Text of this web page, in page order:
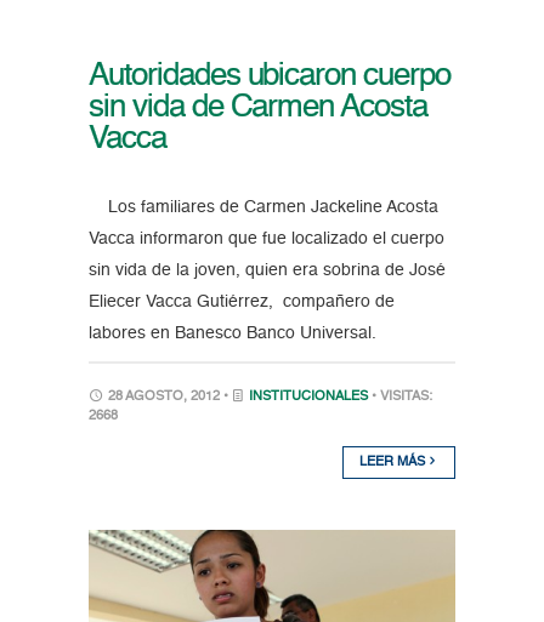
Autoridades ubicaron cuerpo
sin vida de Carmen Acosta
Vacca
Los familiares de Carmen Jackeline Acosta
Vacca informaron que fue localizado el cuerpo
sin vida de la joven, quien era sobrina de José
Eliecer Vacca Gutiérrez, compañero de
labores en Banesco Banco Universal.
28 AGOSTO, 2012 • INSTITUCIONALES • VISITAS:
2668
LEER MÁS